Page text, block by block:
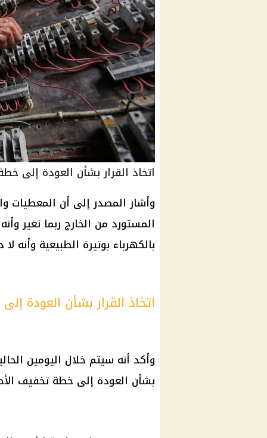
اتخاذ القرار بشأن العودة إلى
وأشار المصدر إلى أن المعطيات
المستورد من الخارج ربما تغير
بالكهرباء بوتيرة الطبيعية
اتخاذ القرار بشأن العودة
وأكد أنه سيتم خلال اليومين
بشأن العودة إلى خطة تخفيف